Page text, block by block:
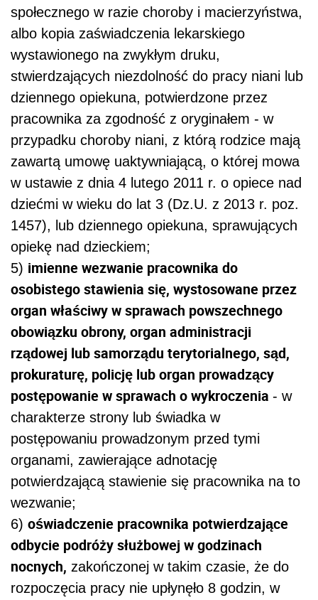
społecznego w razie choroby i macierzyństwa,
albo kopia zaświadczenia lekarskiego
wystawionego na zwykłym druku,
stwierdzających niezdolność do pracy niani lub
dziennego opiekuna, potwierdzone przez
pracownika za zgodność z oryginałem - w
przypadku choroby niani, z którą rodzice mają
zawartą umowę uaktywniającą, o której mowa
w ustawie z dnia 4 lutego 2011 r. o opiece nad
dziećmi w wieku do lat 3 (Dz.U. z 2013 r. poz.
1457), lub dziennego opiekuna, sprawujących
opiekę nad dzieckiem;
5) imienne wezwanie pracownika do
osobistego stawienia się, wystosowane przez
organ właściwy w sprawach powszechnego
obowiązku obrony, organ administracji
rządowej lub samorządu terytorialnego, sąd,
prokuraturę, policję lub organ prowadzący
postępowanie w sprawach o wykroczenia - w
charakterze strony lub świadka w
postępowaniu prowadzonym przed tymi
organami, zawierające adnotację
potwierdzającą stawienie się pracownika na to
wezwanie;
6) oświadczenie pracownika potwierdzające
odbycie podróży służbowej w godzinach
nocnych, zakończonej w takim czasie, że do
rozpoczęcia pracy nie upłynęło 8 godzin, w